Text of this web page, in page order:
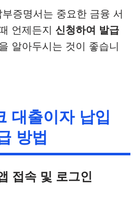
증명서는 중요한 금융 서
언제든지 신청하여 발급
알아두시는 것이 좋습니
대출이자 납입
방법
접속 및 로그인